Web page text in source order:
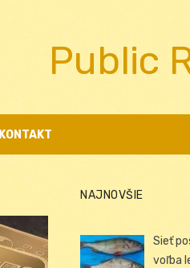
Public
KONTAKT
NAJNOVŠIE
Sieť
voľba